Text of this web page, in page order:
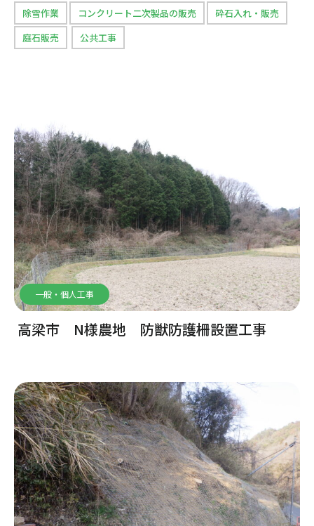
除雪作業
コンクリート二次製品の販売
砕石入れ・販売
庭石販売
公共工事
一般・個人工事
高梁市 N様農地 防獣防護柵設置工事